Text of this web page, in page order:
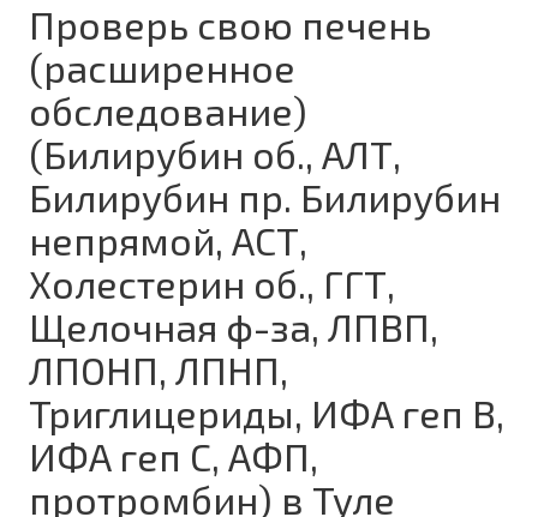
Проверь свою печень
(расширенное
обследование)
(Билирубин об., АЛТ,
Билирубин пр. Билирубин
непрямой, АСТ,
Холестерин об., ГГТ,
Щелочная ф-за, ЛПВП,
ЛПОНП, ЛПНП,
Триглицериды, ИФА геп В,
ИФА геп С, АФП,
протромбин) в Туле